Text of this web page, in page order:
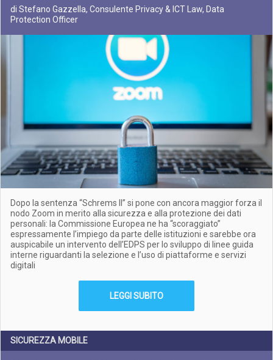
di Stefano Gazzella, Consulente Privacy & ICT Law, Data
Protection Officer
Dopo la sentenza “Schrems II” si pone con ancora maggior forza il
nodo Zoom in merito alla sicurezza e alla protezione dei dati
personali: la Commissione Europea ne ha “scoraggiato”
espressamente l’impiego da parte delle istituzioni e sarebbe ora
auspicabile un intervento dell’EDPS per lo sviluppo di linee guida
interne riguardanti la selezione e l’uso di piattaforme e servizi
digitali
LEGGI SUBITO
SICUREZZA MOBILE